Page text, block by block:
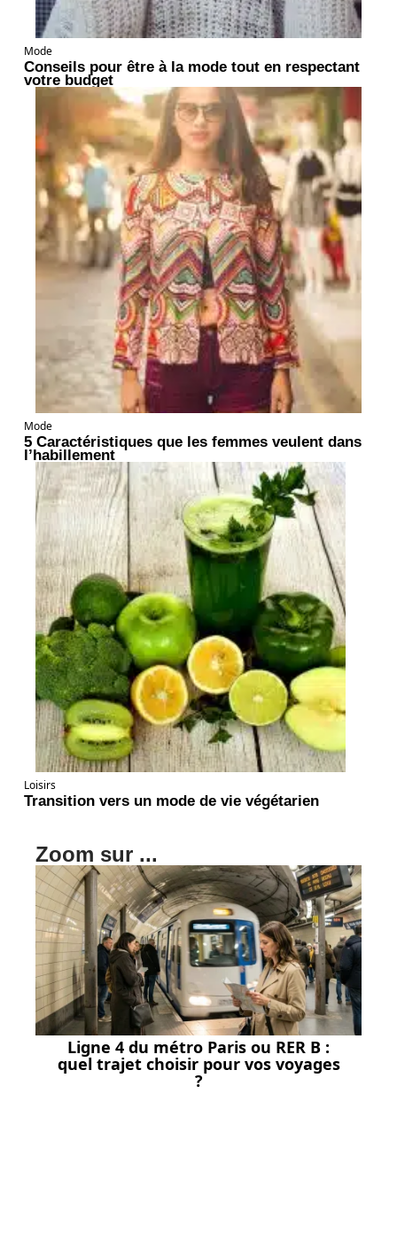
Mode
Conseils pour être à la mode tout en respectant
votre budget
Mode
5 Caractéristiques que les femmes veulent dans
l’habillement
Loisirs
Transition vers un mode de vie végétarien
Zoom sur ...
Ligne 4 du métro Paris ou RER B :
quel trajet choisir pour vos voyages
?